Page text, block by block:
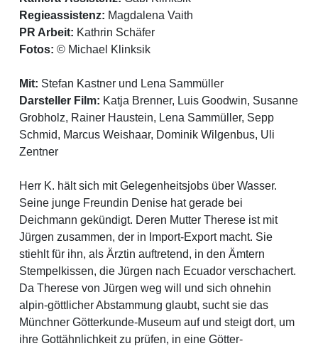
Regieassistenz: Magdalena Vaith
PR Arbeit: Kathrin Schäfer
Fotos: © Michael Klinksik
Mit: Stefan Kastner und Lena Sammüller
Darsteller Film: Katja Brenner, Luis Goodwin, Susanne
Grobholz, Rainer Haustein, Lena Sammüller, Sepp
Schmid, Marcus Weishaar, Dominik Wilgenbus, Uli
Zentner
Herr K. hält sich mit Gelegenheitsjobs über Wasser.
Seine junge Freundin Denise hat gerade bei
Deichmann gekündigt. Deren Mutter Therese ist mit
Jürgen zusammen, der in Import-Export macht. Sie
stiehlt für ihn, als Ärztin auftretend, in den Ämtern
Stempelkissen, die Jürgen nach Ecuador verschachert.
Da Therese von Jürgen weg will und sich ohnehin
alpin-göttlicher Abstammung glaubt, sucht sie das
Münchner Götterkunde-Museum auf und steigt dort, um
ihre Gottähnlichkeit zu prüfen, in eine Götter-